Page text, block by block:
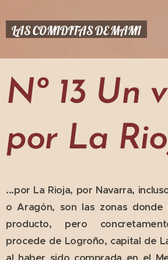
LAS COMIDITAS DE MAMI
Nº 13 Un
por La
...por La Rioja, por Navarra,
o Aragón, son las zonas
producto, pero
procede de Logroño, capital de